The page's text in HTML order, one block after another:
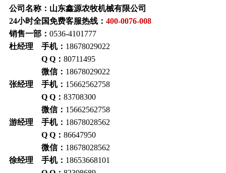
公司名称：山东鑫源农牧机械有限公司
24小时全国免费客服热线： 400-0076-008
销售一部： 0536-4101777
杜经理 手机： 18678029022
Q Q： 80711495
微信： 18678029022
张经理 手机： 15662562758
Q Q： 83708300
微信： 15662562758
游经理 手机： 18678028562
Q Q： 86647950
微信： 18678028562
徐经理 手机： 18653668101